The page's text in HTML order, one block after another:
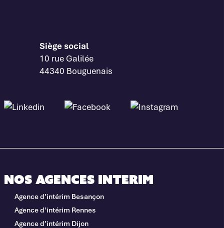
Siège social
10 rue Galilée
44340 Bouguenais
Nos agences interim
Agence d’intérim Besançon
Agence d’intérim Rennes
Agence d’intérim Dijon